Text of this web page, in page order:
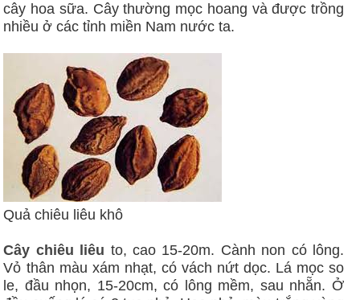
cây hoa sữa. Cây thường mọc hoang và được trồng
nhiều ở các tỉnh miền Nam nước ta.
Quả chiêu liêu khô
Cây chiêu liêu to, cao 15-20m. Cành non có lông.
Vỏ thân màu xám nhạt, có vách nứt dọc. Lá mọc so
le, đầu nhọn, 15-20cm, có lông mềm, sau nhẵn. Ở